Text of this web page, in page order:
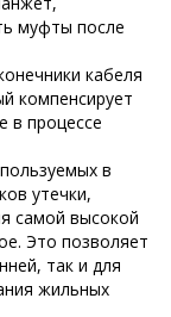
муфты после
кабеля
компенсирует
в процессе
в
утечки,
самой высокой
Это позволяет
так и для
жильных